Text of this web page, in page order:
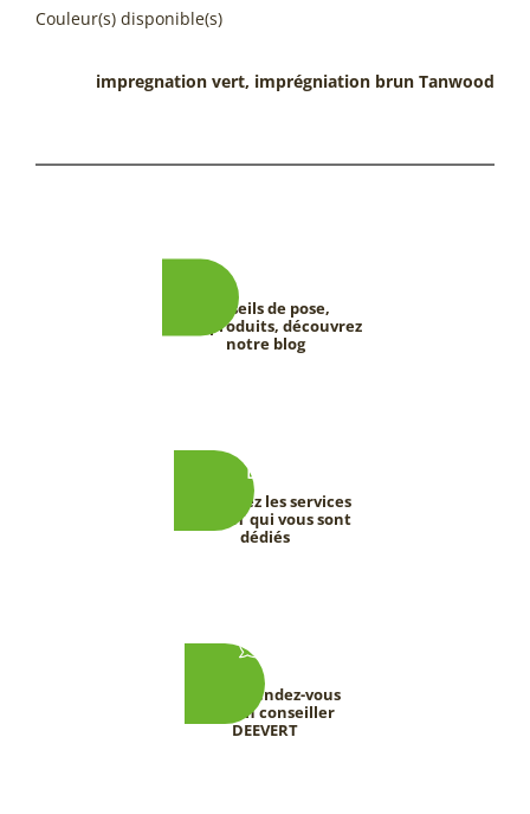
Couleur(s) disponible(s)
impregnation vert, imprégniation brun Tanwood
Conseils de pose,
tests produits, découvrez
notre blog
Découvrez les services
DEEVERT qui vous sont
dédiés
Prenez rendez-vous
avec un conseiller
DEEVERT